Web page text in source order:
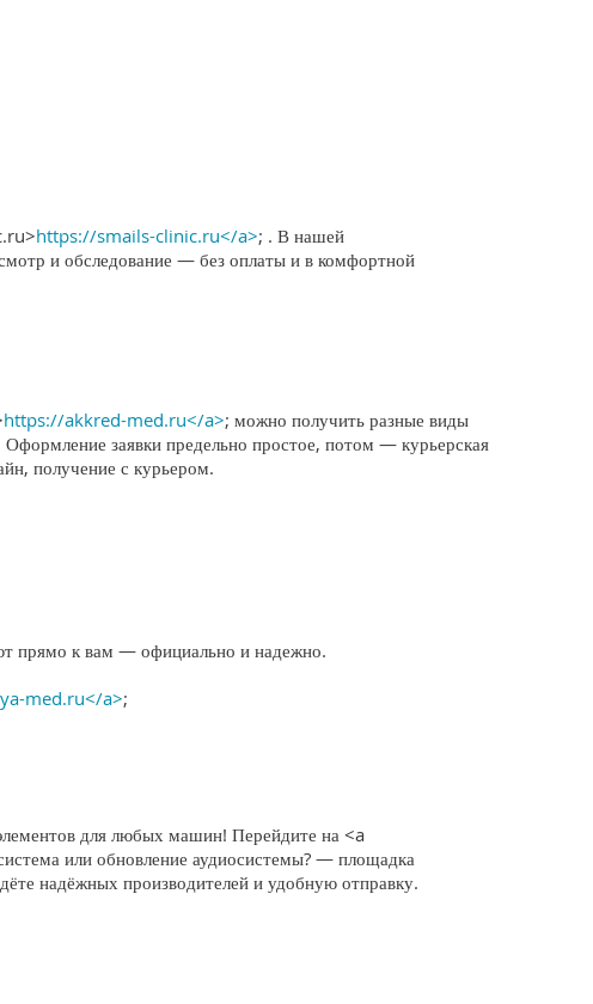
https://smails-clinic.ru</a>; . В нашей
и обследование — без оплаты и в комфортной
https://akkred-med.ru</a>; можно получить разные виды
заявки предельно простое, потом — курьерская
получение с курьером.
прямо к вам — официально и надежно.
med.ru</a>;
для любых машин! Перейдите на <a
или обновление аудиосистемы? — площадка
надёжных производителей и удобную отправку.